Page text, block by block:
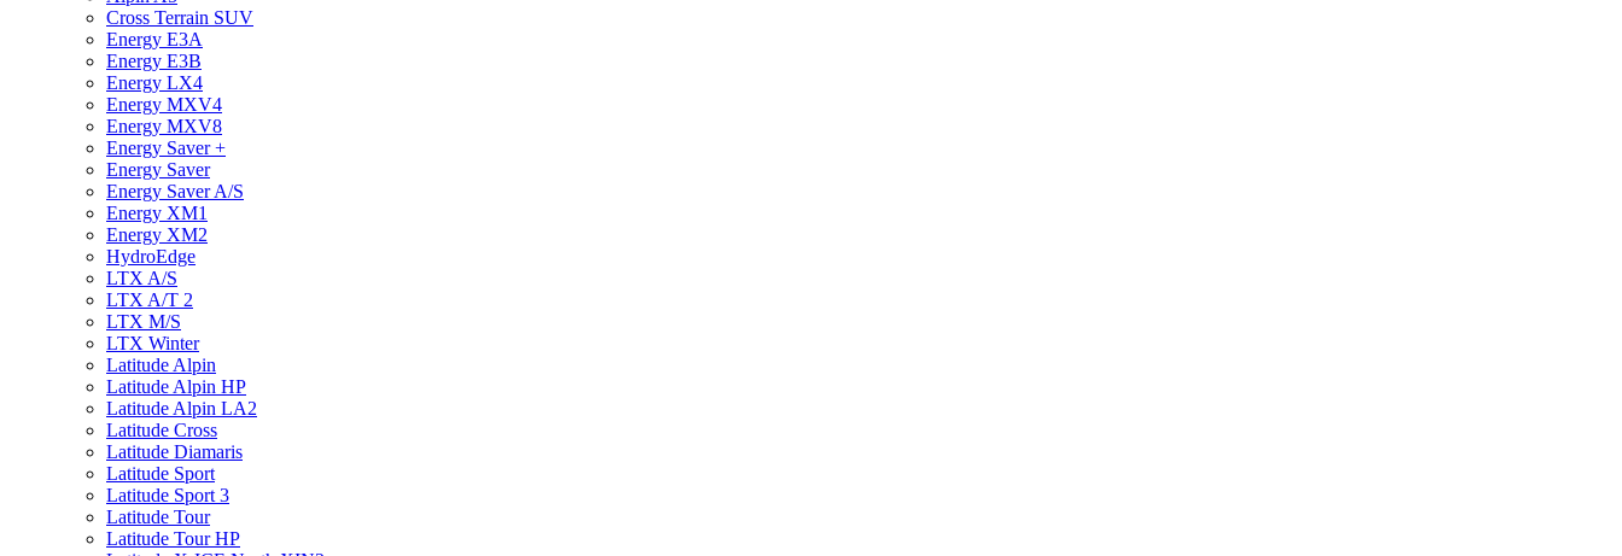
Cross Terrain SUV
Energy E3A
Energy E3B
Energy LX4
Energy MXV4
Energy MXV8
Energy Saver +
Energy Saver
Energy Saver A/S
Energy XM1
Energy XM2
HydroEdge
LTX A/S
LTX A/T 2
LTX M/S
LTX Winter
Latitude Alpin
Latitude Alpin HP
Latitude Alpin LA2
Latitude Cross
Latitude Diamaris
Latitude Sport
Latitude Sport 3
Latitude Tour
Latitude Tour HP